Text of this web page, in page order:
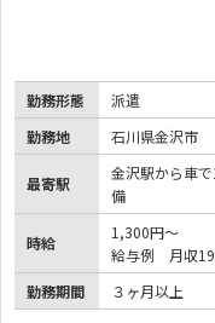
勤務形態
派遣
勤務地
石川県金沢市
最寄駅
金沢駅から車
備
時給
1,300円～
給与例 月収19
勤務期間
３ヶ月以上